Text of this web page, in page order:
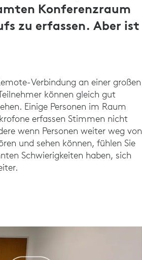
Konferenzraum
zu erfassen. Aber ist
Verbindung an einer großen
können gleich gut
Einige Personen im Raum
erfassen Stimmen nicht
wenn Personen weiter weg von
und sehen können, fühlen Sie
Schwierigkeiten haben, sich